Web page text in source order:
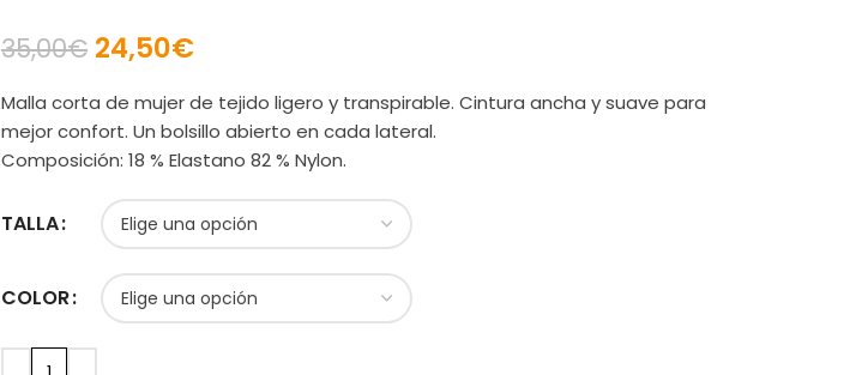
35,00€ 24,50€
Malla corta de mujer de tejido ligero y transpirable. Cintura ancha y suave para
mejor confort. Un bolsillo abierto en cada lateral.
Composición: 18 % Elastano 82 % Nylon.
TALLA
COLOR